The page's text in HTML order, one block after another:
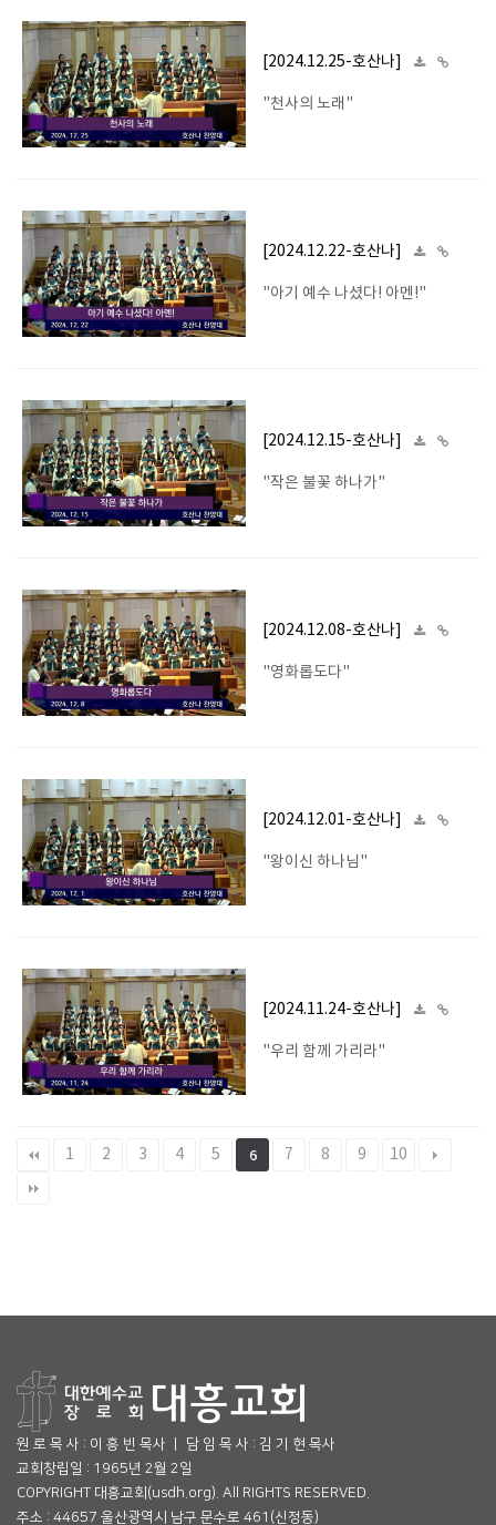
[2024.12.25-호산나]
"천사의 노래"
[2024.12.22-호산나]
"아기 예수 나셨다! 아멘!"
[2024.12.15-호산나]
"작은 불꽃 하나가"
[2024.12.08-호산나]
"영화롭도다"
[2024.12.01-호산나]
"왕이신 하나님"
[2024.11.24-호산나]
"우리 함께 가리라"
1 2 3 4 5 6 7 8 9 10
원 로 목 사 : 이 흥 빈 목사 ㅣ 담 임 목 사 : 김 기 현 목사
교회창립일 : 1965년 2월 2일
COPYRIGHT 대흥교회(usdh.org). All RIGHTS RESERVED.
주소 : 44657 울산광역시 남구 문수로 461(신정동)